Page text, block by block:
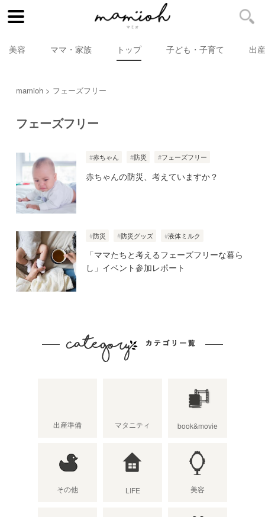
美容 ママ・家族 トップ 子ども・子育て 出
mamioh フェーズフリー
フェーズフリー
赤ちゃん 防災 フェーズフリー
赤ちゃんの防災、考えていますか？
防災 防災グッズ 液体ミルク
「ママたちと考えるフェーズフリーな暮ら
し」イベント参加レポート
出産準備 マタニティ book&movie
その他 LIFE 美容